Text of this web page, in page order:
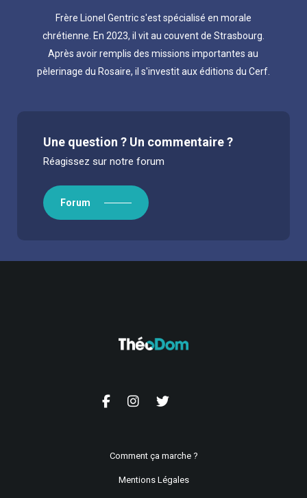
Frère Lionel Gentric s'est spécialisé en morale
chrétienne. En 2023, il vit au couvent de Strasbourg.
Après avoir remplis des missions importantes au
pèlerinage du Rosaire, il s'investit aux éditions du Cerf.
Une question ? Un commentaire ?
Réagissez sur notre forum
Forum
Comment ça marche ?
Mentions Légales